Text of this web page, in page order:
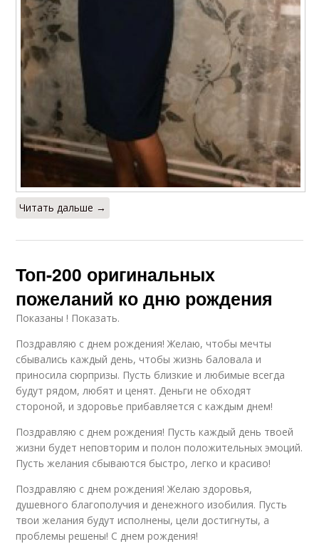
Читать дальше →
Топ-200 оригинальных
пожеланий ко дню рождения
Показаны ! Показать.
Поздравляю с днем рождения! Желаю, чтобы мечты
сбывались каждый день, чтобы жизнь баловала и
приносила сюрпризы. Пусть близкие и любимые всегда
будут рядом, любят и ценят. Деньги не обходят
стороной, и здоровье прибавляется с каждым днем!
Поздравляю с днем рождения! Пусть каждый день твоей
жизни будет неповторим и полон положительных эмоций.
Пусть желания сбываются быстро, легко и красиво!
Поздравляю с днем рождения! Желаю здоровья,
душевного благополучия и денежного изобилия. Пусть
твои желания будут исполнены, цели достигнуты, а
проблемы решены! С днем рождения!